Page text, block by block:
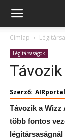
Címlap
Légitársaságok
Szerző:
Távozik a
több fontos